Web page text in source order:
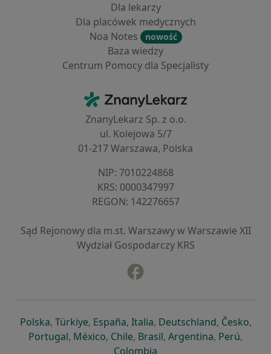
Dla lekarzy
Dla placówek medycznych
Noa Notes
nowość
Baza wiedzy
Centrum Pomocy dla Specjalisty
ZnanyLekarz - Strona główna
ZnanyLekarz Sp. z o.o.
ul. Kolejowa 5/7
01-217 Warszawa, Polska
NIP: ⁠7010224868
KRS: ⁠0000347997
REGON: ⁠142276657
Sąd Rejonowy dla m.st. Warszawy w Warszawie XII
Wydział Gospodarczy KRS
Polskaotwiera się w nowej karcie
, Türkiyeotwiera się w nowej karcie
, Españaotwiera się w nowej karcie
, Italiaotwiera się w nowej
, Deutschlandotwiera się
, Česko,
Portugalotwiera się w nowej karcie
, Méxicootwiera się w nowej karcie
, Chileotwiera się w nowej karcie
, Brasilotwiera się w nowej
, Argentinaotwiera się
, Perú,
Colombia